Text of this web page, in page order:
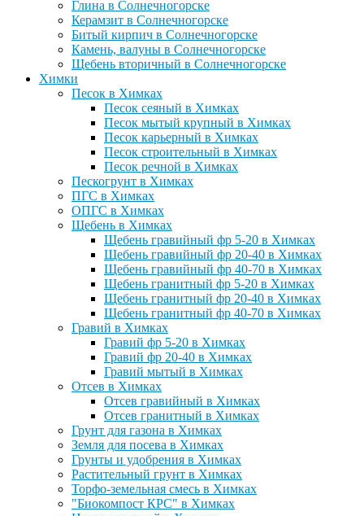
Глина в Солнечногорске
Керамзит в Солнечногорске
Битый кирпич в Солнечногорске
Камень, валуны в Солнечногорске
Щебень вторичный в Солнечногорске
Химки
Песок в Химках
Песок сеяный в Химках
Песок мытый крупный в Химках
Песок карьерный в Химках
Песок строительный в Химках
Песок речной в Химках
Пескогрунт в Химках
ПГС в Химках
ОПГС в Химках
Щебень в Химках
Щебень гравийный фр 5-20 в Химках
Щебень гравийный фр 20-40 в Химках
Щебень гравийный фр 40-70 в Химках
Щебень гранитный фр 5-20 в Химках
Щебень гранитный фр 20-40 в Химках
Щебень гранитный фр 40-70 в Химках
Гравий в Химках
Гравий фр 5-20 в Химках
Гравий фр 20-40 в Химках
Гравий мытый в Химках
Отсев в Химках
Отсев гравийный в Химках
Отсев гранитный в Химках
Грунт для газона в Химках
Земля для посева в Химках
Грунты и удобрения в Химках
Растительный грунт в Химках
Торфо-земельная смесь в Химках
"Биокомпост КРС" в Химках